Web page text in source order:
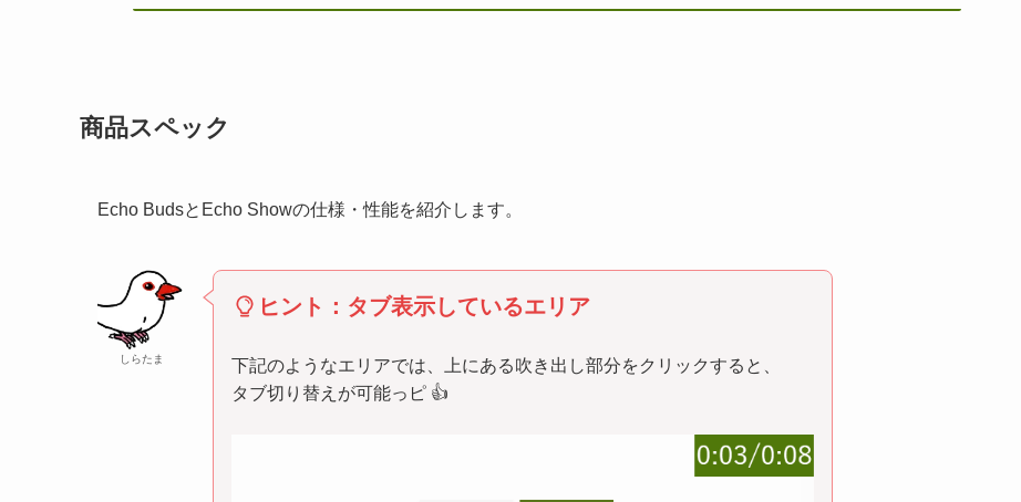
商品スペック
Echo BudsとEcho Showの仕様・性能を紹介します。
しらたま
ヒント： タブ表示しているエリア
下記のようなエリアでは、上にある吹き出し部分をクリックすると、
タブ切り替えが可能っピ 👍